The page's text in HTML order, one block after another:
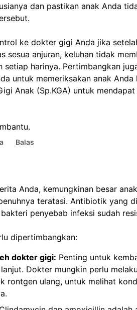
dan pastikan anak Anda
ke dokter gigi Anda jika
sesua anjuran, keluhan tidak
setiap harinya. Pertimbangkan
untuk memeriksakan anak
Anak (Sp.KGA) untuk
Balas
Anda, kemungkinan besar
teratasi. Antibiotik yang
penyebab infeksi sudah
dipertimbangkan:
dokter gigi: Penting untuk
Dokter mungkin perlu
rontgen ulang, untuk melihat